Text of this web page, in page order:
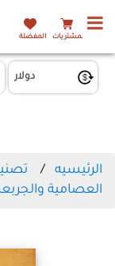
المشتريات المفضلة
الرئيسيه
العصامية